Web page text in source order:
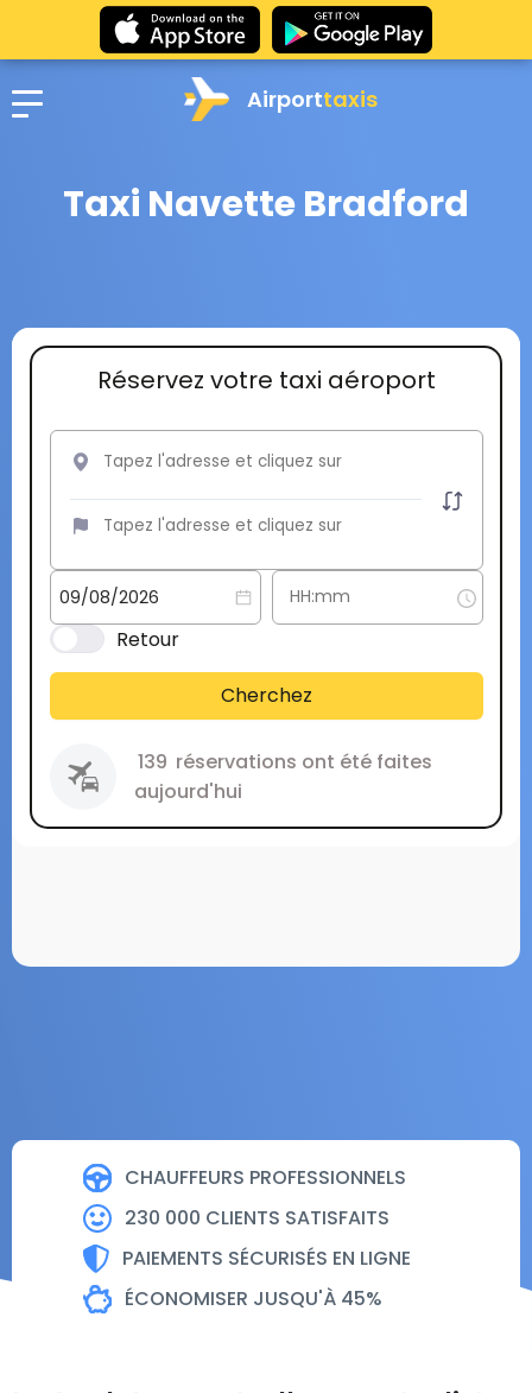
Airporttaxis
Taxi Navette Bradford
CHAUFFEURS PROFESSIONNELS
230 000 CLIENTS SATISFAITS
PAIEMENTS SÉCURISÉS EN LIGNE
ÉCONOMISER JUSQU'À 45%
Réservez votre taxi aéroport
Retour
Cherchez
139 réservations ont été faites
aujourd'hui